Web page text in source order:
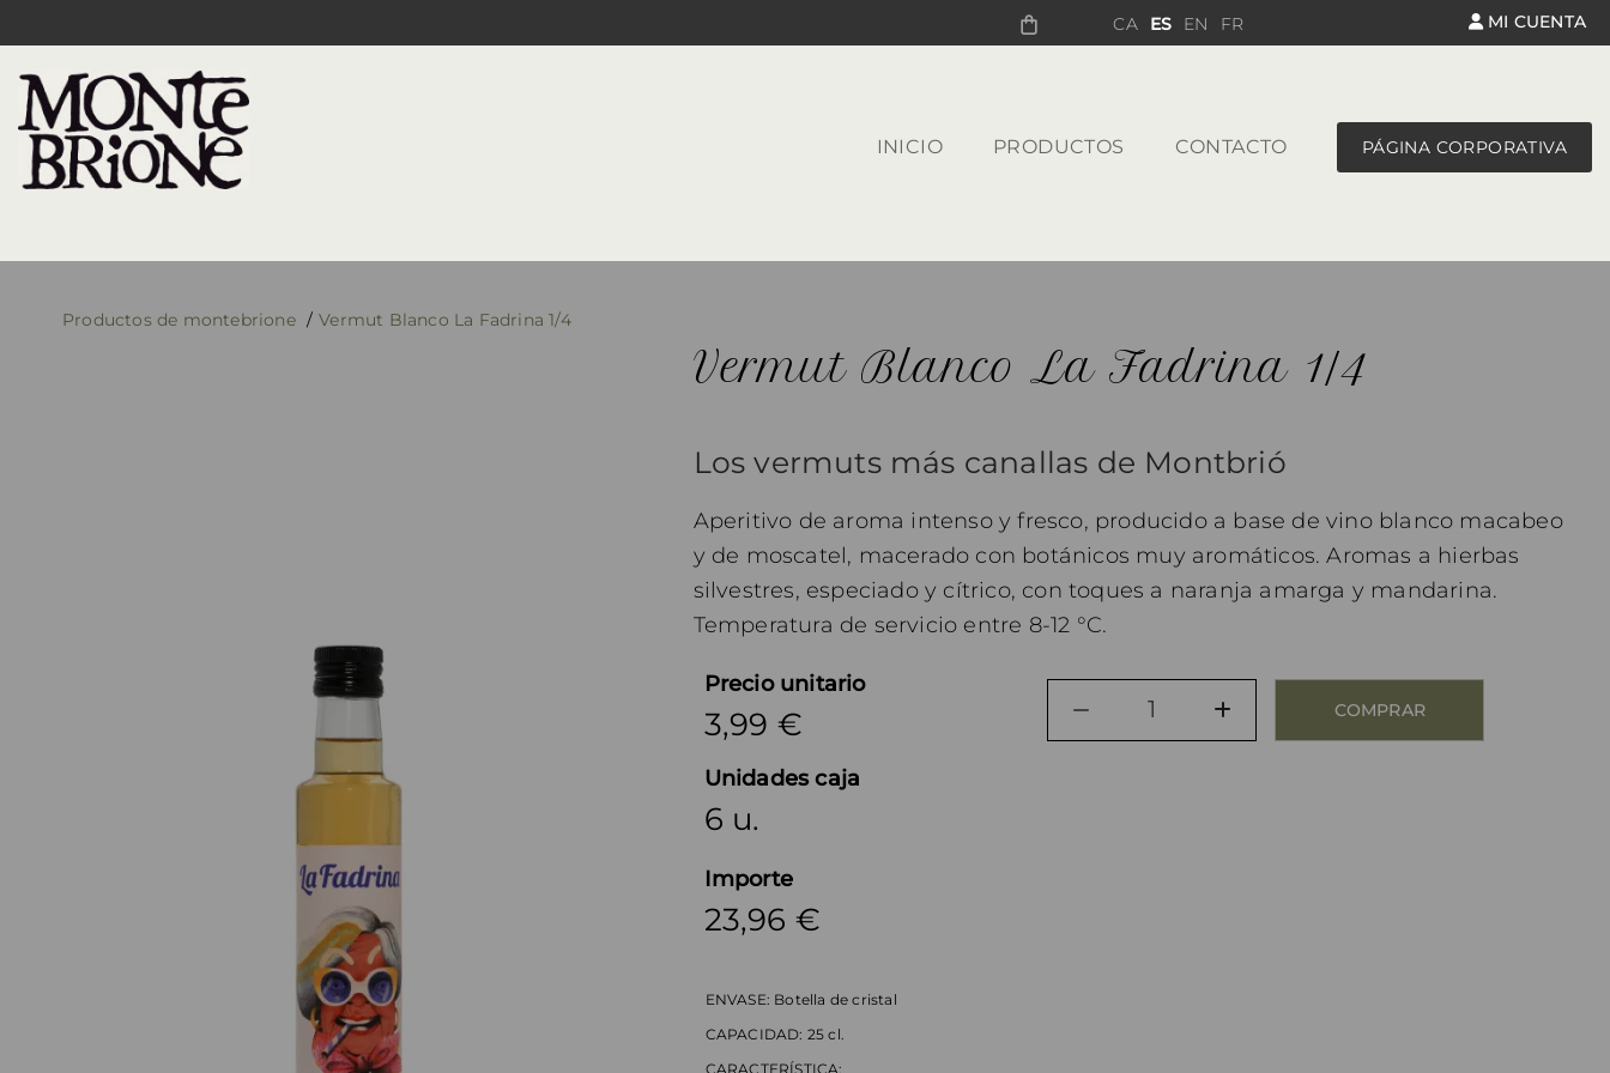
ES
CA EN FR MI CUENTA
INICIO PRODUCTOS CONTACTO PÁGINA CORPORATIVA
Productos de montebrione Vermut Blanco La Fadrina 1/4
Vermut Blanco La Fadrina 1/4
Los vermuts más canallas de Montbrió
Aperitivo de aroma intenso y fresco, producido a base de vino blanco macabeo
y de moscatel, macerado con botánicos muy aromáticos. Aromas a hierbas
silvestres, especiado y cítrico, con toques a naranja amarga y mandarina.
Temperatura de servicio entre 8-12 °C.
Precio unitario
3,99 € COMPRAR
Unidades caja
6 u.
Importe
23,96 €
ENVASE: Botella de cristal
CAPACIDAD: 25 cl.
CARACTERÍSTICA: